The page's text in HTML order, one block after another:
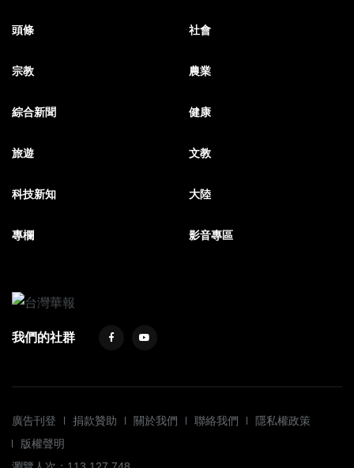
頭條 社會
宗教 農業
綜合新聞 健康
旅遊 文教
科技新知 大陸
專欄 影音專區
我們的社群
廣告刊登 捐款贊助 關於我們 聯絡我們
隱私權政策
版權聲明